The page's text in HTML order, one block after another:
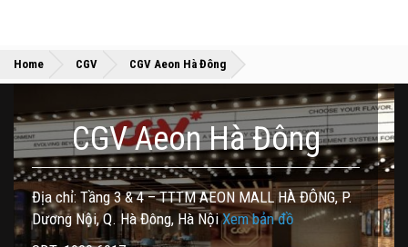
Home »
CGV »
CGV Aeon Hà Đông
CGV Aeon Hà Đông
Địa chỉ: Tầng 3 & 4 – TTTM AEON MALL HÀ ĐÔNG, P.
Dương Nội, Q. Hà Đông, Hà NộiXem bản đồ